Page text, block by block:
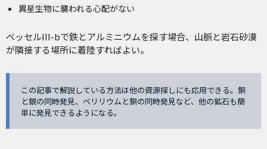
異星生物に襲われる心配がない
ベッセルIII-bで鉄とアルミニウムを探す場合、山脈と岩石砂漠
が隣接する場所に着陸すればよい。
この記事で解説している方法は他の資源探しにも応用できる。銅
と銀の同時発見、ベリリウムと銅の同時発見など、他の鉱石も簡
単に発見できるようになる。